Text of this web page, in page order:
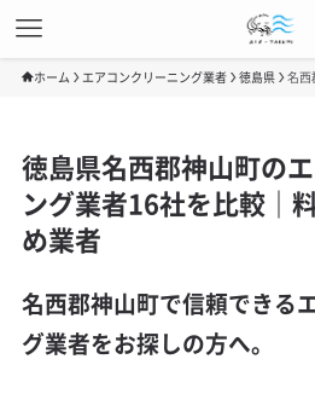
ホーム エアコンクリーニング業者 徳島県 名西
徳島県名西郡神山町の
ング業者16社を比較｜
め業者
名西郡神山町で信頼できる
グ業者をお探しの方へ。